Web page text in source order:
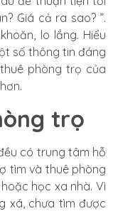
Giá cả ra sao? ”.
lo lắng. Hiểu
số thông tin đáng
phòng trọ của
trọ
có trung tâm hỗ
tìm và thuê phòng
học xa nhà. Vì
xá, chưa tìm được